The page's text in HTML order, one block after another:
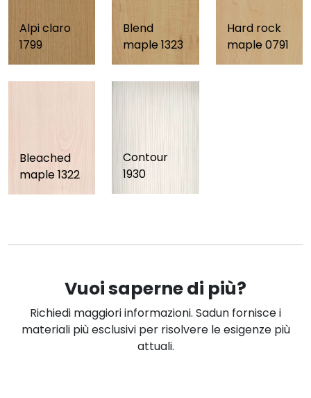
Alpi claro
1799
Blend
maple 1323
Hard rock
maple 0791
Bleached
maple 1322
Contour
1930
Vuoi saperne di più?
Richiedi maggiori informazioni. Sadun fornisce i
materiali più esclusivi per risolvere le esigenze più
attuali.